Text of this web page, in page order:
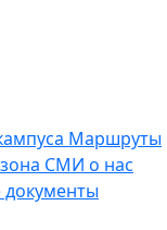
Маршруты
СМИ о нас